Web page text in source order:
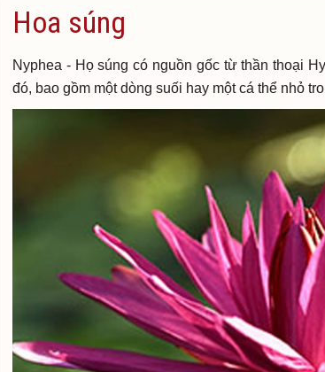
Hoa súng
Nyphea - Họ súng có nguồn gốc từ thần thoại
đó, bao gồm một dòng suối hay một cá thể nhỏ